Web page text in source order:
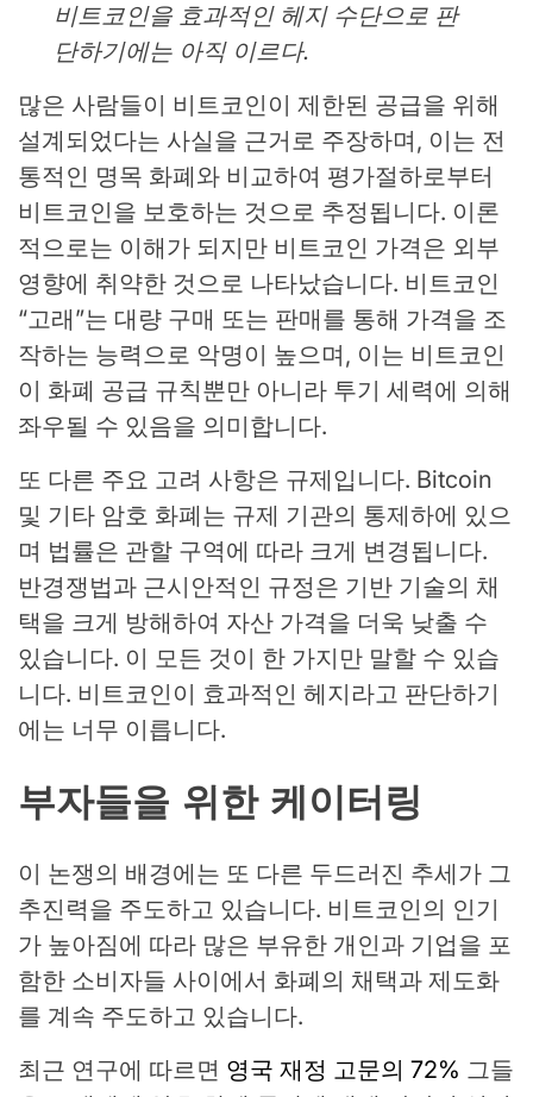
비트코인을 효과적인 헤지 수단으로 판
단하기에는 아직 이르다.
많은 사람들이 비트코인이 제한된 공급을 위해
설계되었다는 사실을 근거로 주장하며, 이는 전
통적인 명목 화폐와 비교하여 평가절하로부터
비트코인을 보호하는 것으로 추정됩니다. 이론
적으로는 이해가 되지만 비트코인 ​​가격은 외부
영향에 취약한 것으로 나타났습니다. 비트코인
“고래”는 대량 구매 또는 판매를 통해 가격을 조
작하는 능력으로 악명이 높으며, 이는 비트코인
이 화폐 공급 규칙뿐만 아니라 투기 세력에 의해
좌우될 수 있음을 의미합니다.
또 다른 주요 고려 사항은 규제입니다. Bitcoin
및 기타 암호 화폐는 규제 기관의 통제하에 있으
며 법률은 관할 구역에 따라 크게 변경됩니다.
반경쟁법과 근시안적인 규정은 기반 기술의 채
택을 크게 방해하여 자산 가격을 더욱 낮출 수
있습니다. 이 모든 것이 한 가지만 말할 수 있습
니다. 비트코인이 효과적인 헤지라고 판단하기
에는 너무 이릅니다.
부자들을 위한 케이터링
이 논쟁의 배경에는 또 다른 두드러진 추세가 그
추진력을 주도하고 있습니다. 비트코인의 인기
가 높아짐에 따라 많은 부유한 개인과 기업을 포
함한 소비자들 사이에서 화폐의 채택과 제도화
를 계속 주도하고 있습니다.
최근 연구에 따르면 영국 재정 고문의 72% 그들